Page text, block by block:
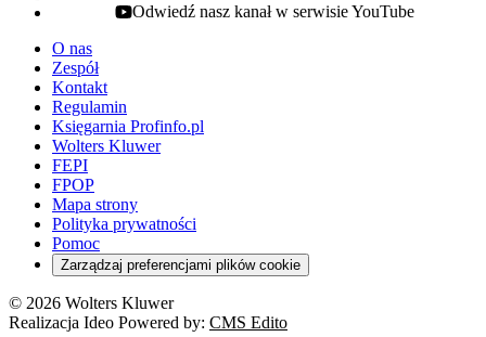
youtube - otwiera się w nowej karcie
Odwiedź nasz kanał w serwisie YouTube
O nas
Zespół
Kontakt
Regulamin
Księgarnia Profinfo.pl
Wolters Kluwer
FEPI
FPOP
Mapa strony
Polityka prywatności
Pomoc
Zarządzaj preferencjami plików cookie
© 2026 Wolters Kluwer
Realizacja Ideo Powered by: CMS Edito